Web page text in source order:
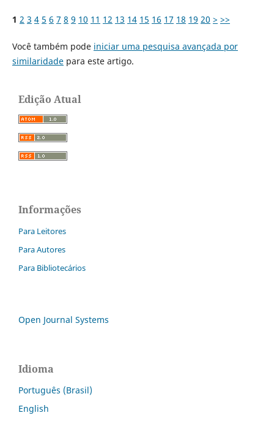
1 2 3 4 5 6 7 8 9 10 11 12 13 14 15 16 17 18 19 20 > >>
Você também pode iniciar uma pesquisa avançada por
similaridadepara este artigo.
Edição Atual
Informações
Para Leitores
Para Autores
Para Bibliotecários
Open Journal Systems
Idioma
Português (Brasil)
English